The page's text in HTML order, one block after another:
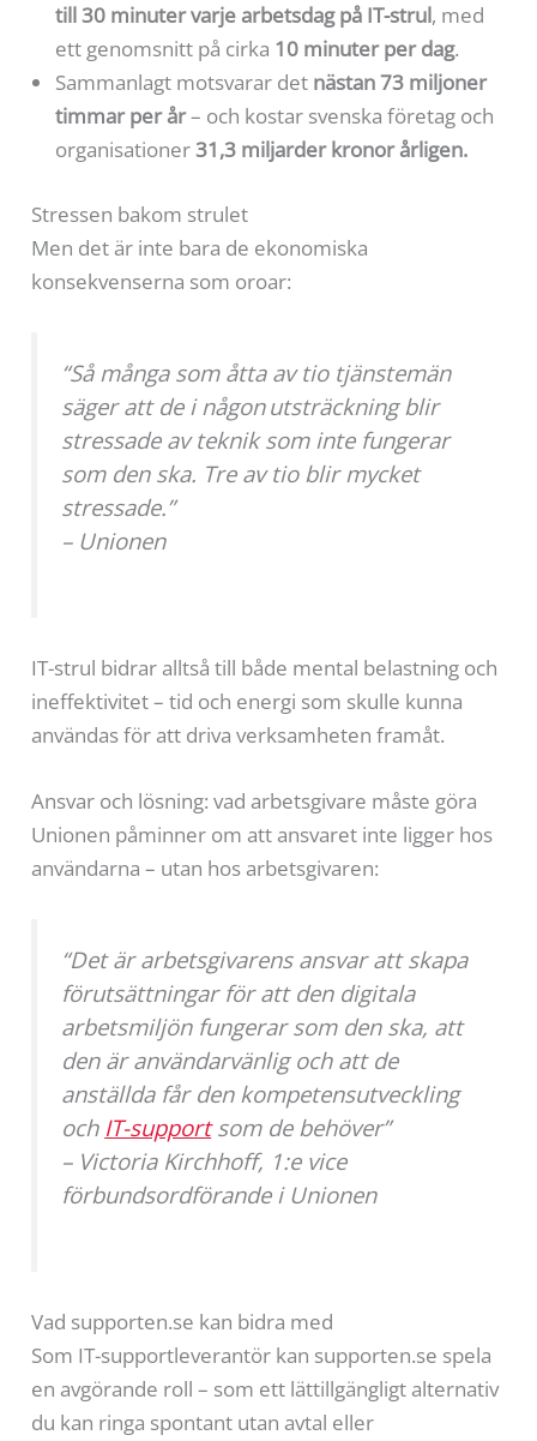
till 30 minuter varje arbetsdag på IT-strul, med
ett genomsnitt på cirka 10 minuter per dag.
Sammanlagt motsvarar det nästan 73 miljoner
timmar per år– och kostar svenska företag och
organisationer31,3 miljarder kronor årligen.
Stressen bakom strulet
Men det är inte bara de ekonomiska
konsekvenserna som oroar:
“Så många som åtta av tio tjänstemän
säger att de i någon utsträckning blir
stressade av teknik som inte fungerar
som den ska. Tre av tio blir mycket
stressade.”
– Unionen
IT-strul bidrar alltså till både mental belastning och
ineffektivitet – tid och energi som skulle kunna
användas för att driva verksamheten framåt.
Ansvar och lösning: vad arbetsgivare måste göra
Unionen påminner om att ansvaret inte ligger hos
användarna – utan hos arbetsgivaren:
“Det är arbetsgivarens ansvar att skapa
förutsättningar för att den digitala
arbetsmiljön fungerar som den ska, att
den är användarvänlig och att de
anställda får den kompetensutveckling
och IT-supportsom de behöver”
– Victoria Kirchhoff, 1:e vice
förbundsordförande i Unionen
Vad supporten.se kan bidra med
Som IT-supportleverantör kan supporten.se spela
en avgörande roll – som ett lättillgängligt alternativ
du kan ringa spontant utan avtal eller